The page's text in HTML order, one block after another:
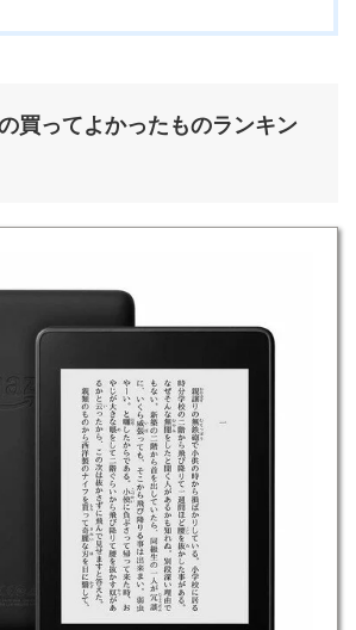
買ってよかったものランキン